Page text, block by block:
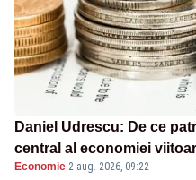
Daniel Udrescu: De ce
central al economiei
Economie·2 aug. 2026, 09:22